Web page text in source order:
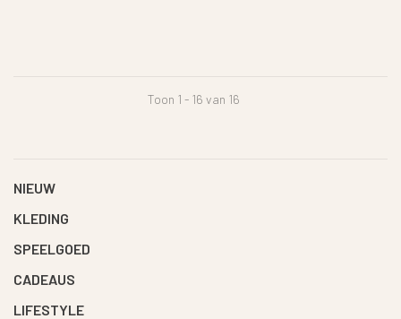
Toon 1 - 16 van 16
NIEUW
KLEDING
SPEELGOED
CADEAUS
LIFESTYLE